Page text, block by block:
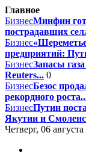
Главное
БизнесМинфин
пострадавших
Бизнес
предприятий:
БизнесЗапасы
Reuters... 0
БизнесБезос
рекордного
БизнесПутин
Якутии и
Четверг, 06